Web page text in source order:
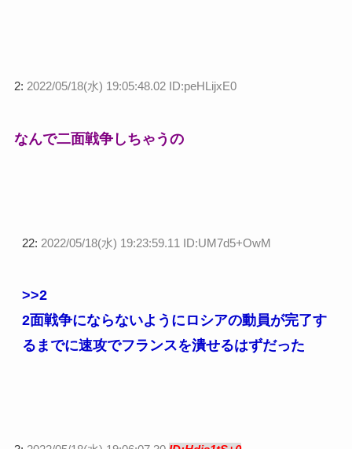
2: 2022/05/18(水) 19:05:48.02 ID:peHLijxE0
なんで二面戦争しちゃうの
22: 2022/05/18(水) 19:23:59.11 ID:UM7d5+OwM
>>2
2面戦争にならないようにロシアの動員が完了す
るまでに速攻でフランスを潰せるはずだった